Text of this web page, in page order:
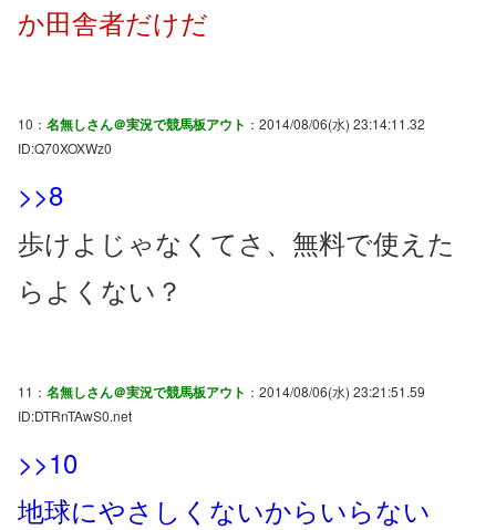
か田舎者だけだ
10： 名無しさん＠実況で競馬板アウト ：2014/08/06(水) 23:14:11.32
ID:Q70XOXWz0
>>8
歩けよじゃなくてさ、無料で使えた
らよくない？
11： 名無しさん＠実況で競馬板アウト ：2014/08/06(水) 23:21:51.59
ID:DTRnTAwS0.net
>>10
地球にやさしくないからいらない